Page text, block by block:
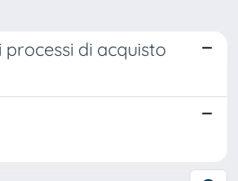
di acquisto